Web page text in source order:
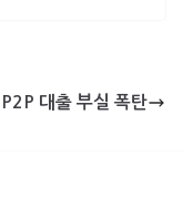
P2P 대출 부실 폭탄